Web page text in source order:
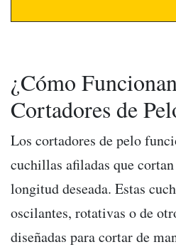
¿Cómo
Cortadores de
Los cortadores de pelo
cuchillas afiladas que
longitud deseada. Estas
oscilantes, rotativas o de
diseñadas para cortar de